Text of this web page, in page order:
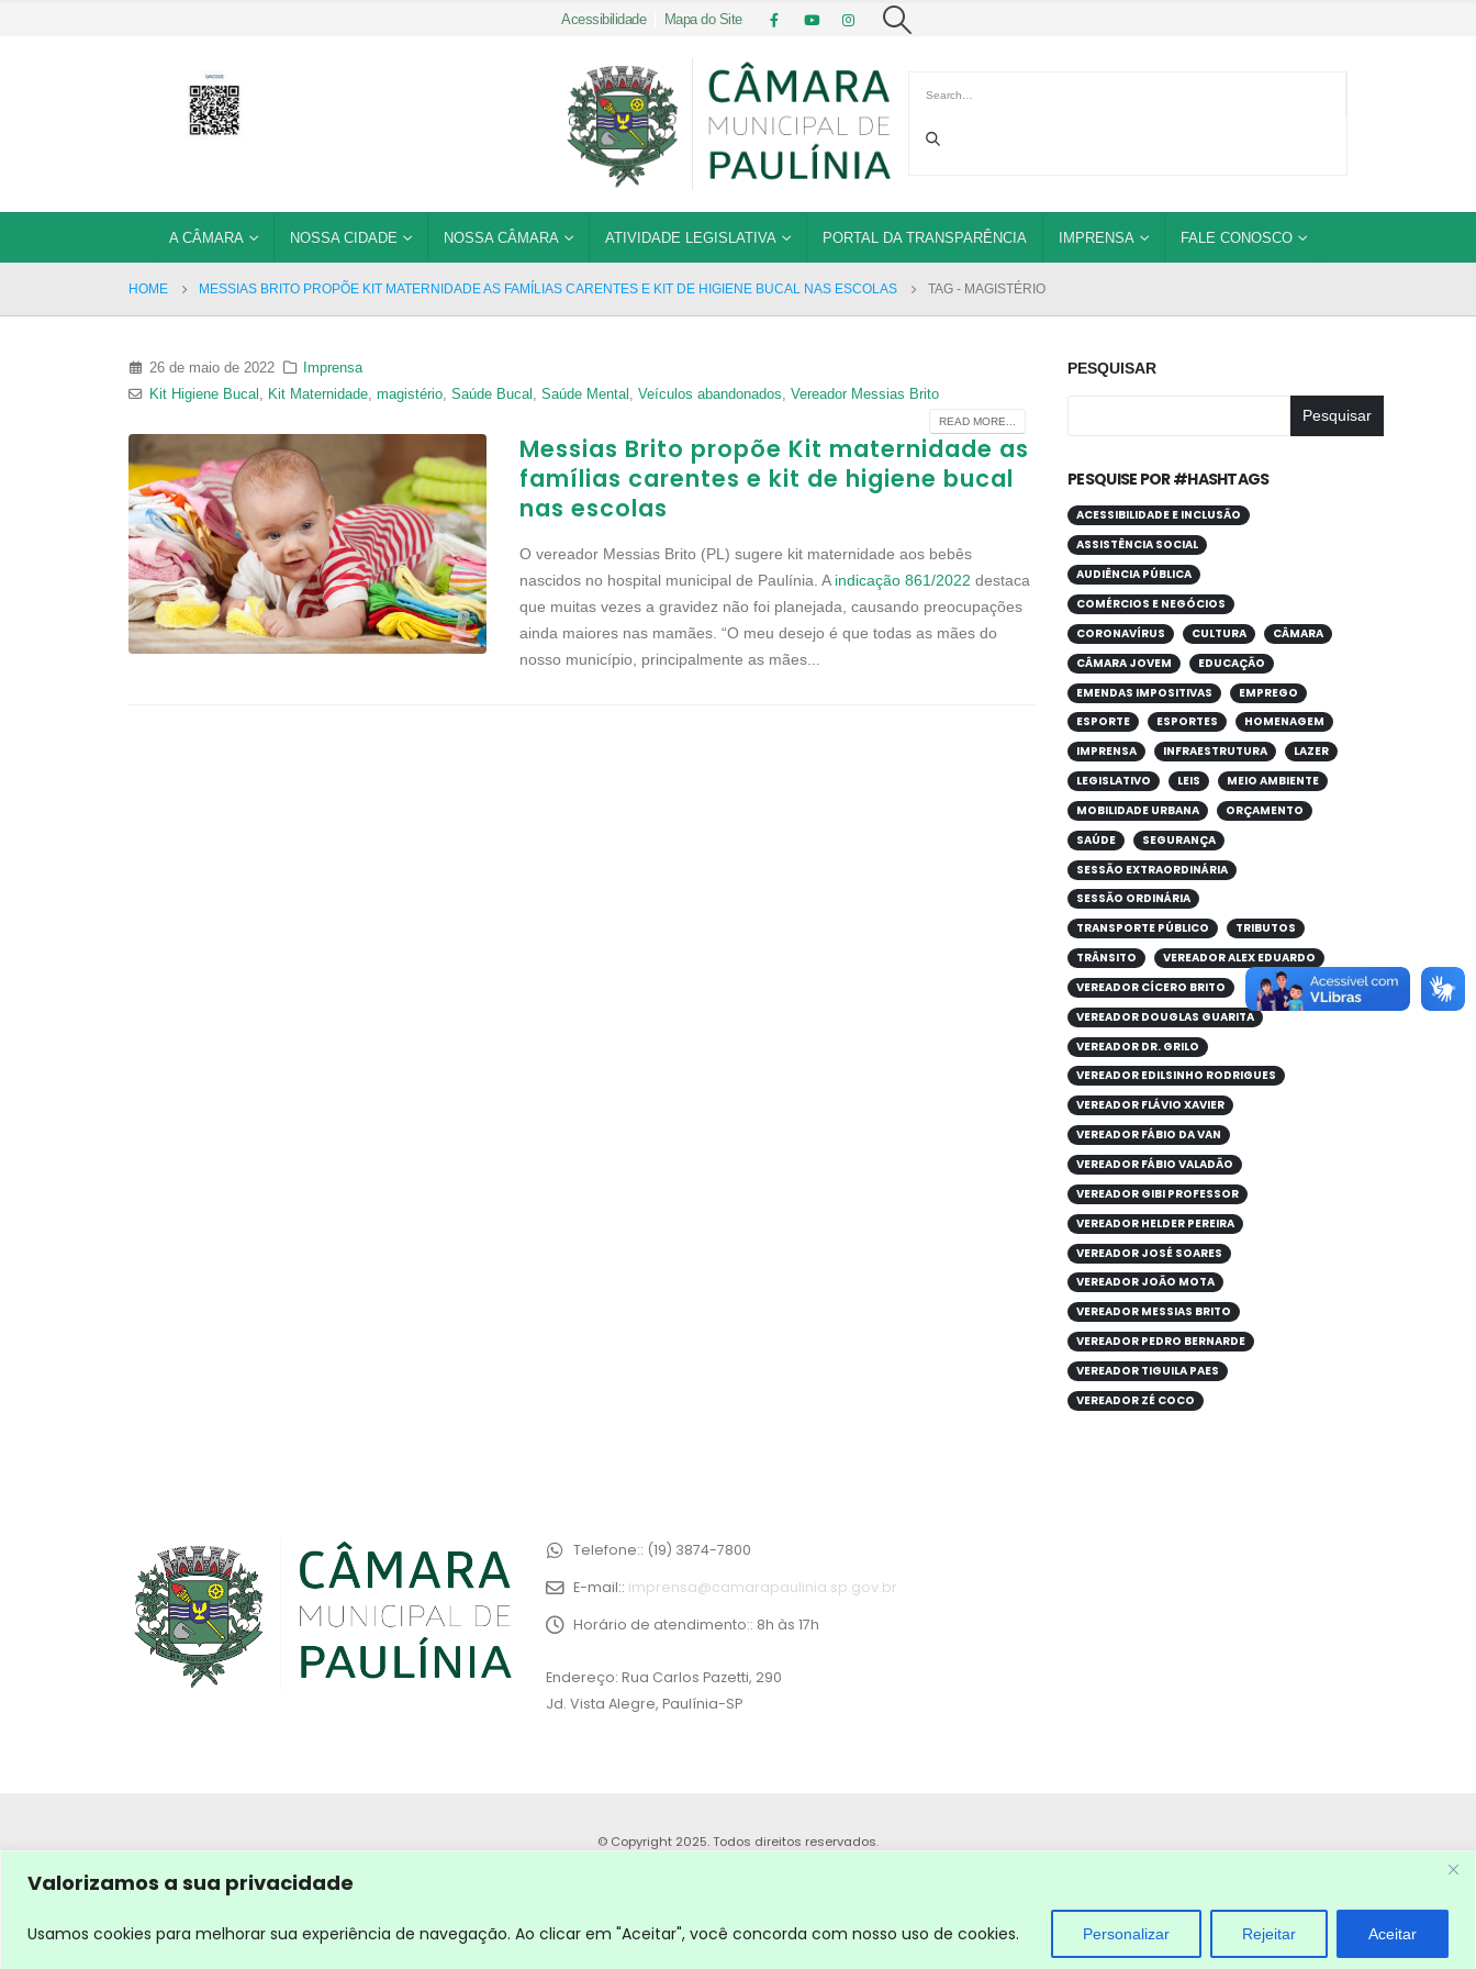
Valorizamos a sua privacidade
Usamos cookies para melhorar sua experiência de navegação. Ao clicar em "Aceitar", você concorda com nosso uso de cookies. Personalizar Rejeitar Aceitar
Acessibilidade| Mapa do Site
A CÂMARA NOSSA CIDADE NOSSA CÂMARA ATIVIDADE LEGISLATIVA PORTAL DA TRANSPARÊNCIA IMPRENSA FALE CONOSCO
HOME MESSIAS BRITO PROPÕE KIT MATERNIDADE AS FAMÍLIAS CARENTES E KIT DE HIGIENE BUCAL NAS ESCOLAS TAG - MAGISTÉRIO
26 de maio de 2022
Imprensa
Kit Higiene Bucal , Kit Maternidade, magistério, Saúde Bucal , Saúde Mental , Veículos abandonados, Vereador Messias Brito
READ MORE...
Messias Brito propõe Kit maternidade as
famílias carentes e kit de higiene bucal
nas escolas
O vereador Messias Brito (PL) sugere kit maternidade aos bebês
nascidos no hospital municipal de Paulínia. A indicação 861/2022 destaca
que muitas vezes a gravidez não foi planejada, causando preocupações
ainda maiores nas mamães. “O meu desejo é que todas as mães do
nosso município, principalmente as mães...
PESQUISAR
Pesquisar
PESQUISE POR #HASHTAGS
ACESSIBILIDADE E INCLUSÃO
ASSISTÊNCIA SOCIAL
AUDIÊNCIA PÚBLICA
COMÉRCIOS E NEGÓCIOS
CORONAVÍRUS
CULTURA
CÂMARA
CÂMARA JOVEM
EDUCAÇÃO
EMENDAS IMPOSITIVAS
EMPREGO
ESPORTE
ESPORTES
HOMENAGEM
IMPRENSA
INFRAESTRUTURA
LAZER
LEGISLATIVO
LEIS
MEIO AMBIENTE
MOBILIDADE URBANA
ORÇAMENTO
SAÚDE
SEGURANÇA
SESSÃO EXTRAORDINÁRIA
SESSÃO ORDINÁRIA
TRANSPORTE PÚBLICO
TRIBUTOS
TRÂNSITO
VEREADOR ALEX EDUARDO
VEREADOR CÍCERO BRITO
VEREADOR DOUGLAS GUARITA
VEREADOR DR. GRILO
VEREADOR EDILSINHO RODRIGUES
VEREADOR FLÁVIO XAVIER
VEREADOR FÁBIO DA VAN
VEREADOR FÁBIO VALADÃO
VEREADOR GIBI PROFESSOR
VEREADOR HELDER PEREIRA
VEREADOR JOSÉ SOARES
VEREADOR JOÃO MOTA
VEREADOR MESSIAS BRITO
VEREADOR PEDRO BERNARDE
VEREADOR TIGUILA PAES
VEREADOR ZÉ COCO
Telefone:: (19) 3874-7800
E-mail:: imprensa@camarapaulinia.sp.gov.br
Horário de atendimento:: 8h às 17h
Endereço: Rua Carlos Pazetti, 290
Jd. Vista Alegre, Paulínia-SP
© Copyright 2025. Todos direitos reservados.